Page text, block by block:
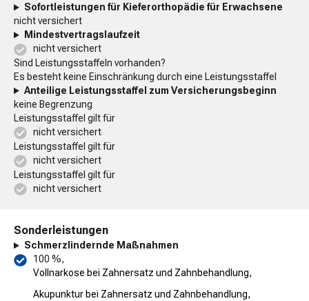
Sofortleistungen für Kieferorthopädie für Erwachsene
nicht versichert
Mindestvertragslaufzeit
nicht versichert
Sind Leistungsstaffeln vorhanden?
Es besteht keine Einschränkung durch eine Leistungsstaffel
Anteilige Leistungsstaffel zum Versicherungsbeginn
keine Begrenzung
Leistungsstaffel gilt für
nicht versichert
Leistungsstaffel gilt für
nicht versichert
Leistungsstaffel gilt für
nicht versichert
Sonderleistungen
Schmerzlindernde Maßnahmen
100 %,
Vollnarkose bei Zahnersatz und Zahnbehandlung,
Akupunktur bei Zahnersatz und Zahnbehandlung,